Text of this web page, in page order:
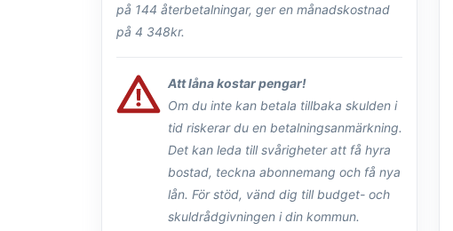
på 144 återbetalningar, ger en månadskostnad
på 4 348kr.
Att låna kostar pengar!
Om du inte kan betala tillbaka skulden i
tid riskerar du en betalningsanmärkning.
Det kan leda till svårigheter att få hyra
bostad, teckna abonnemang och få nya
lån. För stöd, vänd dig till budget- och
skuldrådgivningen i din kommun.